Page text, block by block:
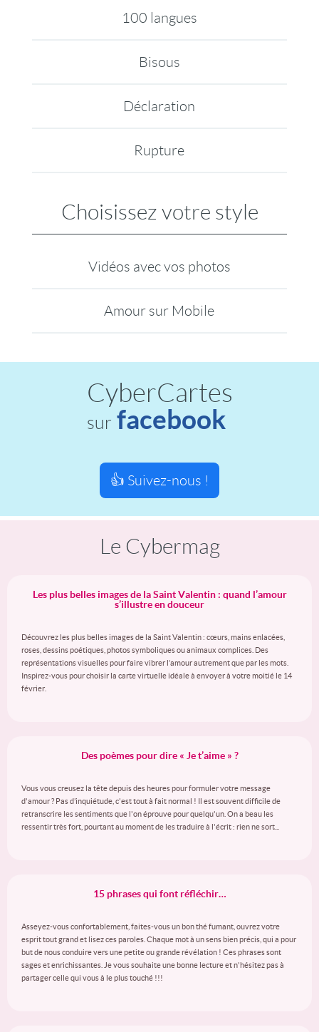
100 langues
Bisous
Déclaration
Rupture
Choisissez votre style
Vidéos avec vos photos
Amour sur Mobile
CyberCartes
sur facebook
👍 Suivez-nous !
Le Cybermag
Les plus belles images de la Saint Valentin : quand l’amour
s’illustre en douceur
Découvrez les plus belles images de la Saint Valentin : cœurs, mains enlacées,
roses, dessins poétiques, photos symboliques ou animaux complices. Des
représentations visuelles pour faire vibrer l’amour autrement que par les mots.
Inspirez-vous pour choisir la carte virtuelle idéale à envoyer à votre moitié le 14
février.
Des poèmes pour dire « Je t’aime » ?
Vous vous creusez la tête depuis des heures pour formuler votre message
d'amour ? Pas d’inquiétude, c'est tout à fait normal ! Il est souvent difficile de
retranscrire les sentiments que l'on éprouve pour quelqu'un. On a beau les
ressentir très fort, pourtant au moment de les traduire à l'écrit : rien ne sort...
15 phrases qui font réfléchir…
Asseyez-vous confortablement, faites-vous un bon thé fumant, ouvrez votre
esprit tout grand et lisez ces paroles. Chaque mot à un sens bien précis, qui a pour
but de nous conduire vers une petite ou grande révélation ! Ces phrases sont
sages et enrichissantes. Je vous souhaite une bonne lecture et n'hésitez pas à
partager celle qui vous à le plus touché !!!